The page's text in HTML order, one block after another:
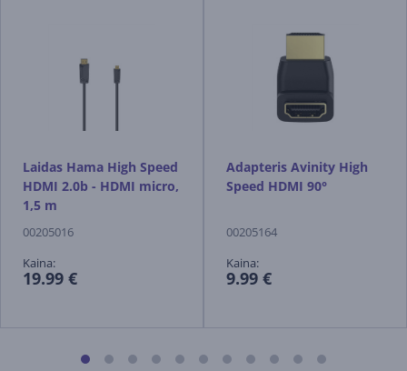
Laidas Hama High Speed
​​HDMI 2.0b - HDMI micro,
1,5 m
00205016
Kaina:
19.99 €
Adapteris Avinity High
Speed ​​HDMI 90°
00205164
Kaina:
9.99 €